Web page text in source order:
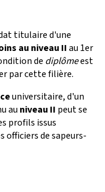
titulaire d'une
au niveau IIau 1er
de diplômeest
par cette filière.
universitaire, d'un
au niveau II peut se
profils issus
officiers de sapeurs-